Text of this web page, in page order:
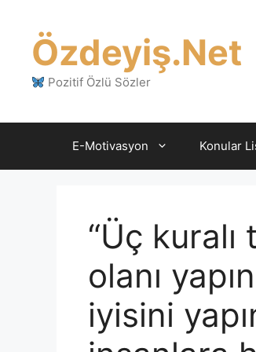
Özdeyiş.Net
Pozitif Özlü Sözler
E-Motivasyon Konular
“Üç
olanı
iyisini